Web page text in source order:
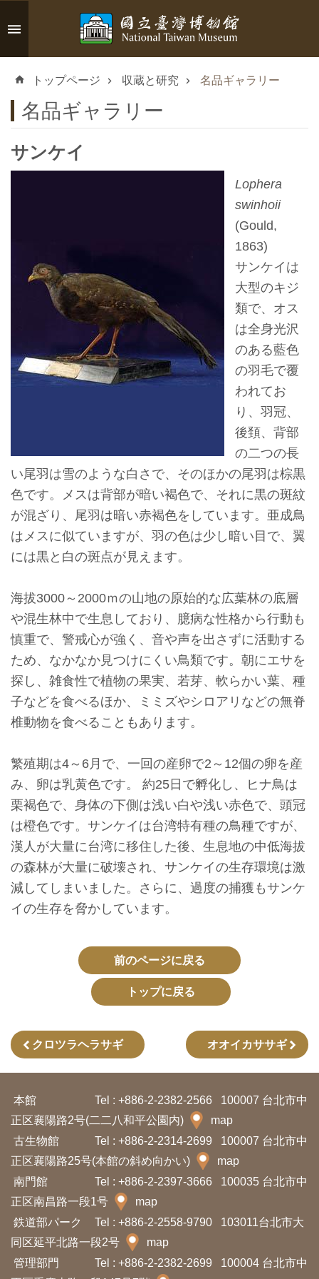
メインのコンテンツブロックにジャンプします
な
索
ン
報
学
習
リ
ソ
ス
収
蔵
と
研
究
台
博
館
に
つ
い
プ
ー
タ
開
放
宣
言
ト
ッ
トップページ 収蔵と研究 名品ギャラリー
名品ギャラリー
サンケイ
Lophera
swinhoii
(Gould,
1863)
サンケイは
大型のキジ
類で、オス
は全身光沢
のある藍色
の羽毛で覆
われてお
り、羽冠、
後頚、背部
の二つの長
い尾羽は雪のような白さで、そのほかの尾羽は棕黒
色です。メスは背部が暗い褐色で、それに黒の斑紋
が混ざり、尾羽は暗い赤褐色をしています。亜成鳥
はメスに似ていますが、羽の色は少し暗い目で、翼
には黒と白の斑点が見えます。
海拔3000～2000ｍの山地の原始的な広葉林の底層
や混生林中で生息しており、臆病な性格から行動も
慎重で、警戒心が強く、音や声を出さずに活動する
ため、なかなか見つけにくい鳥類です。朝にエサを
探し、雑食性で植物の果実、若芽、軟らかい葉、種
子などを食べるほか、ミミズやシロアリなどの無脊
椎動物を食べることもあります。
繁殖期は4～6月で、一回の産卵で2～12個の卵を産
み、卵は乳黄色です。 約25日で孵化し、ヒナ鳥は
栗褐色で、身体の下側は浅い白や浅い赤色で、頭冠
は橙色です。サンケイは台湾特有種の鳥種ですが、
漢人が大量に台湾に移住した後、生息地の中低海拔
の森林が大量に破壊され、サンケイの生存環境は激
減してしまいました。さらに、過度の捕獲もサンケ
イの生存を脅かしています。
前のページに戻る
トップに戻る
クロツラヘラサギ オオイカササギ
本館 Tel : +886-2-2382-2566
100007 台北市中
正区襄陽路2号(二二八和平公園内)
map
古生物館
Tel : +886-2-2314-2699
100007 台北市中
正区襄陽路25号(本館の斜め向かい)
map
南門館
Tel : +886-2-2397-3666
100035 台北市中
正区南昌路一段1号
map
鉄道部パーク
Tel : +886-2-2558-9790
103011台北市大
同区延平北路一段2号
map
管理部門
Tel : +886-2-2382-2699
100004 台北市中